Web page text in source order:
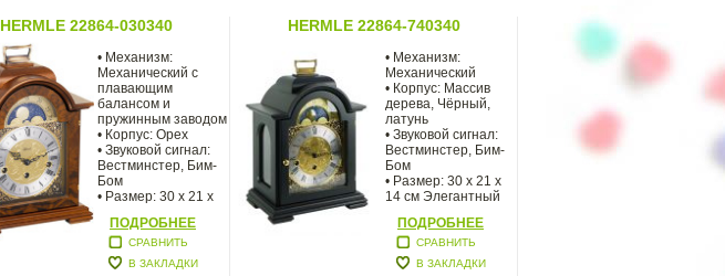
HERMLE 22864-030340
• Механизм:
Механический с
плавающим
балансом и
пружинным заводом
• Корпус: Орех
• Звуковой сигнал:
Вестминстер, Бим-
Бом
• Размер: 30 х 21 х
ПОДРОБНЕЕ
СРАВНИТЬ
В ЗАКЛАДКИ
HERMLE 22864-740340
• Механизм:
Механический
• Корпус: Массив
дерева, Чёрный,
латунь
• Звуковой сигнал:
Вестминстер, Бим-
Бом
• Размер: 30 х 21 х
14 см Элегантный
ПОДРОБНЕЕ
СРАВНИТЬ
В ЗАКЛАДКИ